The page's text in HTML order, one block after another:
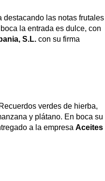
destacando las notas frutales
la entrada es dulce, con
S.L. con su firma
verdes de hierba,
y plátano. En boca su
a la empresa Aceites